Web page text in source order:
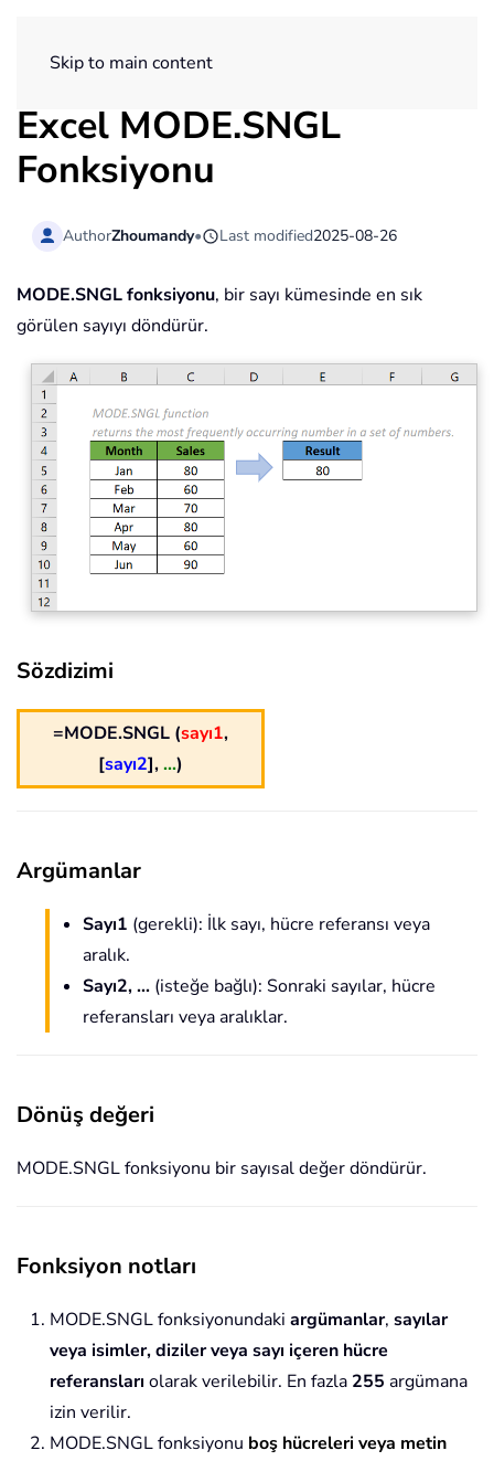
Skip to main content
Excel MODE.SNGL
Fonksiyonu
AuthorZhoumandy• Last modified2025-08-26
MODE.SNGL fonksiyonu, bir sayı kümesinde en sık
görülen sayıyı döndürür.
Sözdizimi
=MODE.SNGL (sayı1,
[sayı2],...)
Argümanlar
Sayı1 (gerekli): İlk sayı, hücre referansı veya
aralık.
Sayı2, ... (isteğe bağlı): Sonraki sayılar, hücre
referansları veya aralıklar.
Dönüş değeri
MODE.SNGL fonksiyonu bir sayısal değer döndürür.
Fonksiyon notları
MODE.SNGL fonksiyonundaki argümanlar, sayılar
veya isimler, diziler veya sayı içeren hücre
referansları olarak verilebilir. En fazla 255 argümana
izin verilir.
MODE.SNGL fonksiyonu boş hücreleri veya metin